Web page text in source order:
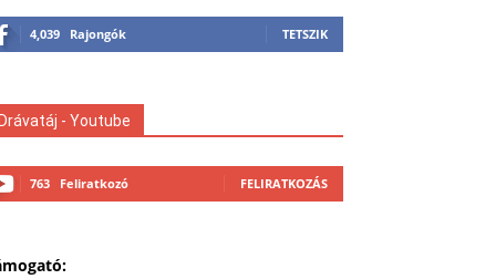
4,039 Rajongók TETSZIK
- Youtube
763 Feliratkozó FELIRATKOZÁS